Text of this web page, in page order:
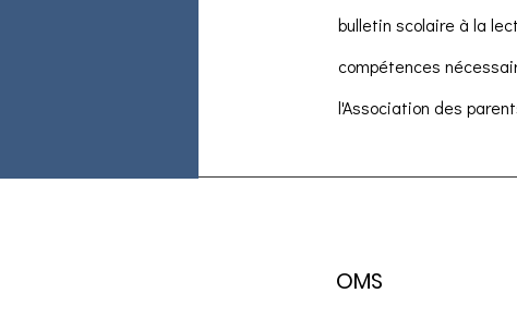
bulletin scolaire à la
compétences
l'Association des
OMS